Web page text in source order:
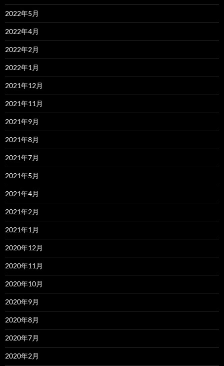
2022年5月
2022年4月
2022年2月
2022年1月
2021年12月
2021年11月
2021年9月
2021年8月
2021年7月
2021年5月
2021年4月
2021年2月
2021年1月
2020年12月
2020年11月
2020年10月
2020年9月
2020年8月
2020年7月
2020年2月